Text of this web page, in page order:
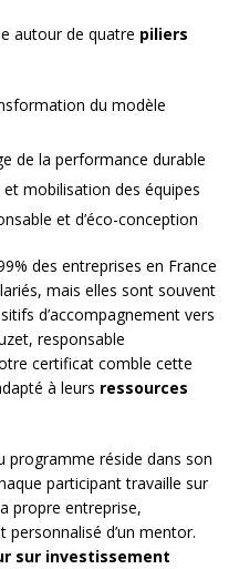
autour de quatre piliers
du modèle
de la performance durable
mobilisation des équipes
et d’éco-conception
des entreprises en France
mais elles sont souvent
d’accompagnement vers
responsable
certificat comble cette
à leurs ressources
programme réside dans son
participant travaille sur
propre entreprise,
personnalisé d’un mentor.
sur investissement